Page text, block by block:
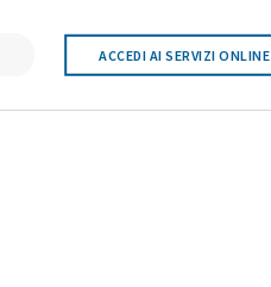
ACCEDI AI SERVIZI ONLINE